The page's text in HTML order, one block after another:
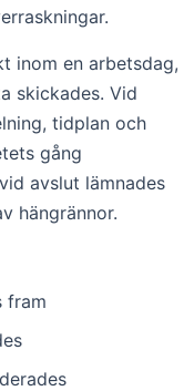
inom en arbetsdag,
skickades. Vid
tidplan och
gång
avslut lämnades
hängrännor.
fram